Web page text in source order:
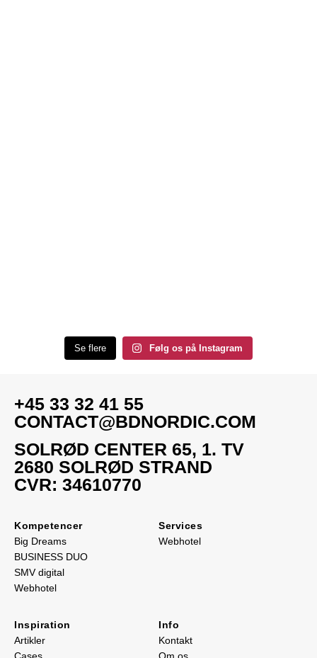
Se flere Følg os på Instagram
+45 33 32 41 55
CONTACT@BDNORDIC.COM
SOLRØD CENTER 65, 1. TV
2680 SOLRØD STRAND
CVR: 34610770
Kompetencer
Big Dreams
BUSINESS DUO
SMV digital
Webhotel
Services
Webhotel
Inspiration
Artikler
Info
Kontakt